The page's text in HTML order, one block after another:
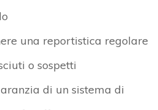
una reportistica regolare
o sospetti
di un sistema di